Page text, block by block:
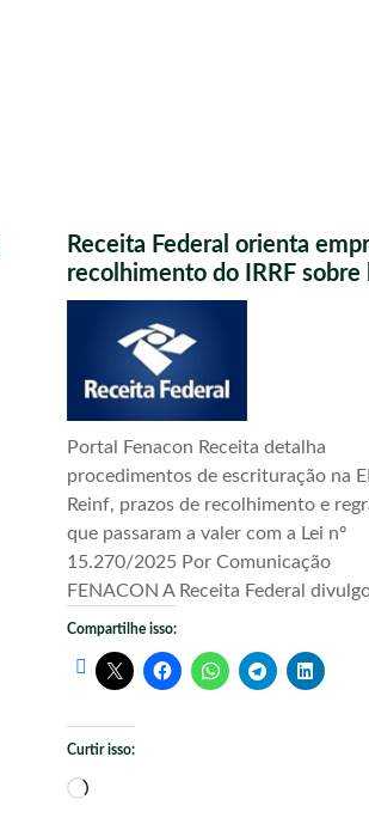
Receita Federal orienta
recolhimento do IRRF
Portal Fenacon Receita detalha
procedimentos de escrituração na
Reinf, prazos de recolhimento e
que passaram a valer com a Lei nº
15.270/2025 Por Comunicação
FENACON A Receita Federal
Compartilhe isso:
Curtir isso:
Carregando...